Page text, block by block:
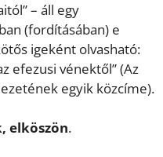
– áll egy
(fordításában) e
igeként olvasható:
efezusi vénektől” (Az
egyik közcíme).
elköszön.